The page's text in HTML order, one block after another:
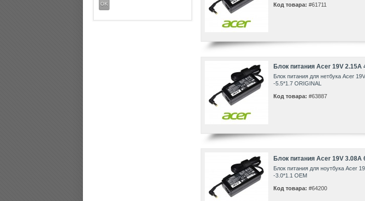
Код товара: #61711
Блок питания Acer 19V 2.15A
Блок питания для нетбука Acer
-5.5*1.7 ORIGINAL
Код товара: #63887
Блок питания Acer 19V 3.08A
Блок питания для ноутбука Acer
-3.0*1.1 OEM
Код товара: #64200